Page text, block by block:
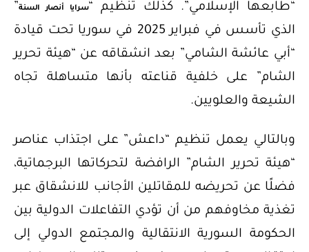
“طابعها الإسلامي”. كذلك تنظيم “
سرايا أنصار السنة”
الذي تأسس في فبراير 2025 في سوريا تحت قيادة
“أبي عائشة الشامي” بعد انشقاقه عن “هيئة تحرير
الشام” على خلفية قناعته بأنها متساهلة تجاه
الشيعة والعلويين.
وبالتالي يعمل تنظيم “داعش” على اجتذاب عناصر
“هيئة تحرير الشام” الرافضة لتحركاتها البرجماتية،
فضلًا عن تحريضه للمقاتلين الأجانب للانشقاق عبر
تغذية مخاوفهم من أن تؤدي التفاعلات الدولية بين
الحكومة السورية الانتقالية والمجتمع الدولي إلى